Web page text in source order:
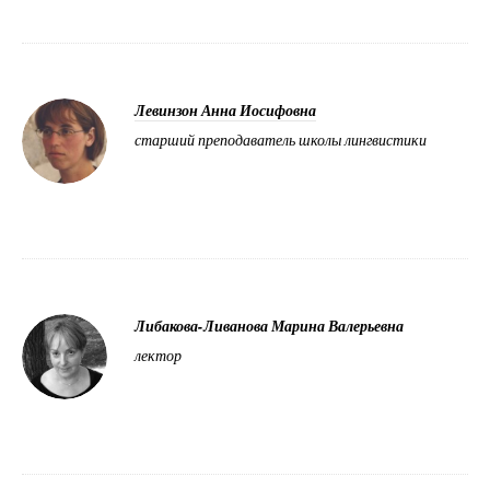
Левинзон Анна Иосифовна
старший преподаватель школы лингвистики
Либакова-Ливанова Марина Валерьевна
лектор